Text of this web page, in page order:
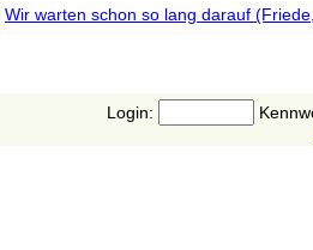
Wir warten schon so lang darauf
Login: